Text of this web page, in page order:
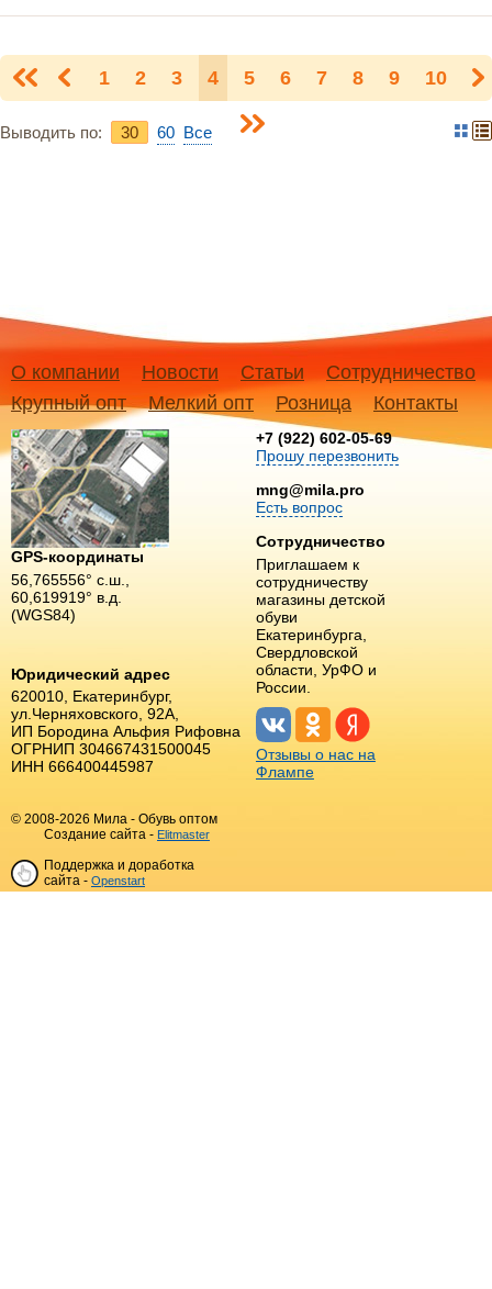
1 2 3 4 5 6 7 8 9 10
Выводить по: 30 60 Bce
О компании Новости Статьи
Сотрудничество
Крупный опт
Мелкий опт Розница Контакты
GPS-координаты
56,765556° с.ш.,
60,619919° в.д.
(WGS84)
Юридический адрес
620010, Екатеринбург,
ул.Черняховского, 92А,
ИП Бородина Альфия Рифовна
ОГРНИП 304667431500045
ИНН 666400445987
+7 (922) 602-05-69
Прошу перезвонить
mng@mila.pro
Есть вопрос
Сотрудничество
Приглашаем к
сотрудничеству
магазины детской
обуви
Екатеринбурга,
Свердловской
области, УрФО и
России.
Отзывы о нас на
Флампе
© 2008-2026 Мила - Обувь оптом
Создание сайта - Elitmaster
Поддержка и доработка
сайта - Openstart